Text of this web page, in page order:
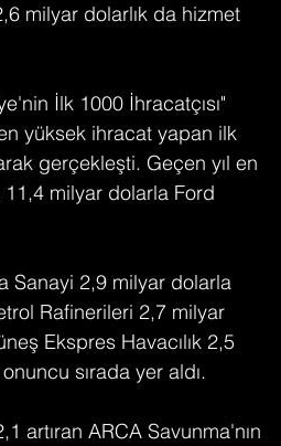
milyar dolarlık da hizmet
İlk 1000 İhracatçısı"
yüksek ihracat yapan ilk
gerçekleşti. Geçen yıl en
milyar dolarla Ford
Sanayi 2,9 milyar dolarla
Rafinerileri 2,7 milyar
Ekspres Havacılık 2,5
sırada yer aldı.
artıran ARCA Savunma'nın